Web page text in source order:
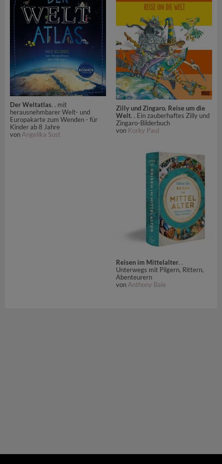
Der Weltatlas. . mit
herausnehmbarer Welt- und
Europakarte zum Wenden - für
Kinder ab 8 Jahre
vonAngelika Sust
Zilly und Zingaro. Reise um die
Welt. . Ein zauberhaftes Zilly und
Zingaro-Bilderbuch
von Korky Paul
Reisen im Mittelalter. .
Unterwegs mit Pilgern, Rittern,
Abenteurern
vonAnthony Bale